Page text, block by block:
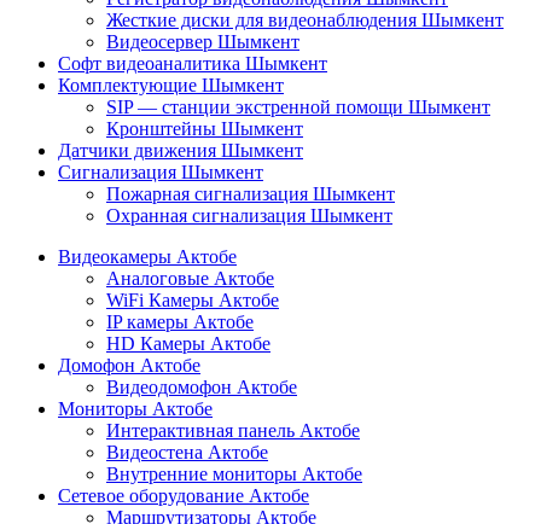
Жесткие диски для видеонаблюдения Шымкент
Видеосервер Шымкент
Софт видеоаналитика Шымкент
Комплектующие Шымкент
SIP — станции экстренной помощи Шымкент
Кронштейны Шымкент
Датчики движения Шымкент
Сигнализация Шымкент
Пожарная сигнализация Шымкент
Охранная сигнализация Шымкент
Видеокамеры Актобе
Аналоговые Актобе
WiFi Камеры Актобе
IP камеры Актобе
HD Камеры Актобе
Домофон Актобе
Видеодомофон Актобе
Мониторы Актобе
Интерактивная панель Актобе
Видеостена Актобе
Внутренние мониторы Актобе
Сетевое оборудование Актобе
Маршрутизаторы Актобе